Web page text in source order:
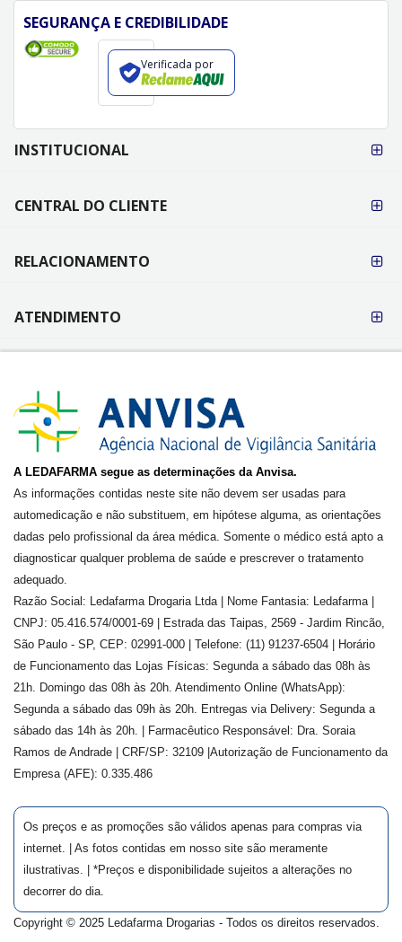
SEGURANÇA E CREDIBILIDADE
Verificada por
FORMAS DE
PAGAMENTO
INSTITUCIONAL
CENTRAL DO CLIENTE
RELACIONAMENTO
ATENDIMENTO
A LEDAFARMA segue as determinações da Anvisa.
As informações contidas neste site não devem ser usadas para
automedicação e não substituem, em hipótese alguma, as orientações
dadas pelo profissional da área médica. Somente o médico está apto a
diagnosticar qualquer problema de saúde e prescrever o tratamento
adequado.
Razão Social: Ledafarma Drogaria Ltda | Nome Fantasia: Ledafarma |
CNPJ: 05.416.574/0001-69 | Estrada das Taipas, 2569 - Jardim Rincão,
São Paulo - SP, CEP: 02991-000 | Telefone: (11) 91237-6504 | Horário
de Funcionamento das Lojas Físicas: Segunda a sábado das 08h às
21h. Domingo das 08h às 20h. Atendimento Online (WhatsApp):
Segunda a sábado das 09h às 20h. Entregas via Delivery: Segunda a
sábado das 14h às 20h. | Farmacêutico Responsável: Dra. Soraia
Ramos de Andrade
| CRF/SP: 32109 |Autorização de Funcionamento da
Empresa (AFE): 0.335.486
Os preços e as promoções são válidos apenas para compras via
internet. | As fotos contidas em nosso site são meramente
ilustrativas. | *Preços e disponibilidade sujeitos a alterações no
decorrer do dia.
Copyright © 2025 Ledafarma Drogarias - Todos os direitos reservados.